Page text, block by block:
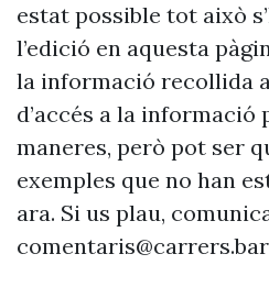
estat possible tot això
l’edició en aquesta
la informació recollida
d’accés a la informació
maneres, però pot ser
exemples que no han
ara. Si us plau,